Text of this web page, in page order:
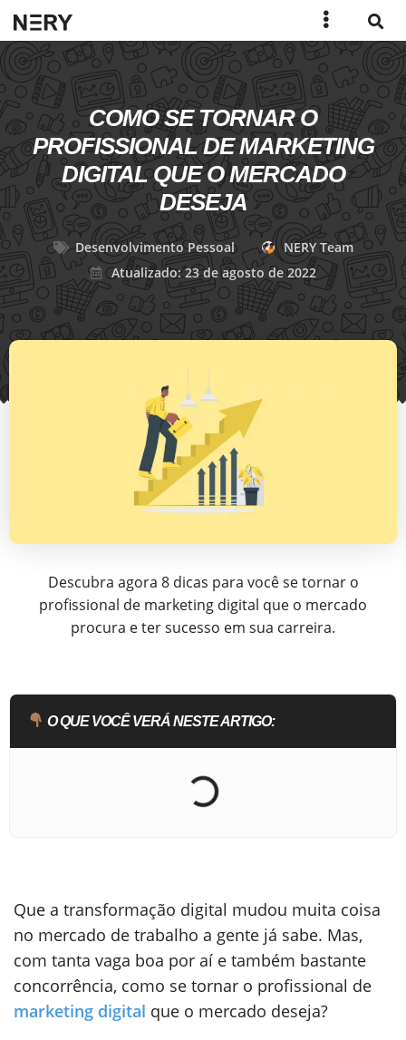
COMO SE TORNAR O
PROFISSIONAL DE MARKETING
DIGITAL QUE O MERCADO
DESEJA
Desenvolvimento Pessoal
NERY Team
Atualizado: 23 de agosto de 2022
Descubra agora 8 dicas para você se tornar o
profissional de marketing digital que o mercado
procura e ter sucesso em sua carreira.
O QUE VOCÊ VERÁ NESTE ARTIGO:
Que a transformação digital mudou muita coisa
no mercado de trabalho a gente já sabe. Mas,
com tanta vaga boa por aí e também bastante
concorrência, como se tornar o profissional de
marketing digital que o mercado deseja?